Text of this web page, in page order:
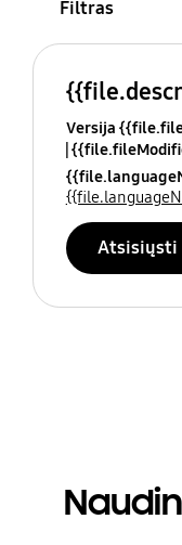
Filtras
Versija
Atsisiųsti